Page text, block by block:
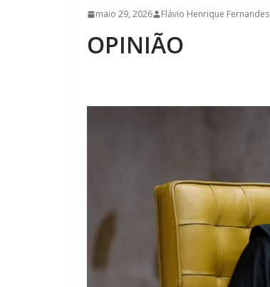
maio 29, 2026 Flávio Henrique Fernandes
OPINIÃO